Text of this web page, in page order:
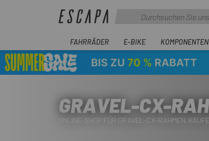
FAHRRÄDER E-BIKE KOMPONENTEN
GRAVEL-CX-
ONLINE-SHOP FÜR GRAVEL-CX-RAHMEN.